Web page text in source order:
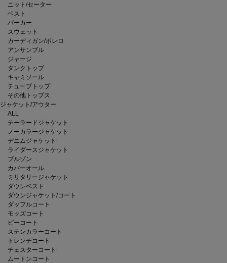
ニット/セーター
ベスト
パーカー
スウェット
カーディガン/ボレロ
アンサンブル
ジャージ
タンクトップ
キャミソール
チューブトップ
その他トップス
ジャケット/アウター
ALL
テーラードジャケット
ノーカラージャケット
デニムジャケット
ライダースジャケット
ブルゾン
カバーオール
ミリタリージャケット
ダウンベスト
ダウンジャケット/コート
ダッフルコート
モッズコート
ピーコート
ステンカラーコート
トレンチコート
チェスターコート
ムートンコート